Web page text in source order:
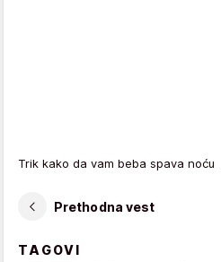
Trik kako da vam beba spava noću
Prethodna vest
TAGOVI